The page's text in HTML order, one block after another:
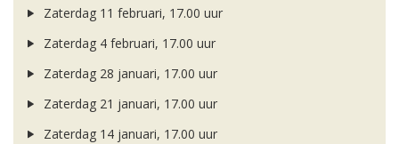
Zaterdag 11 februari, 17.00 uur
Zaterdag 4 februari, 17.00 uur
Zaterdag 28 januari, 17.00 uur
Zaterdag 21 januari, 17.00 uur
Zaterdag 14 januari, 17.00 uur